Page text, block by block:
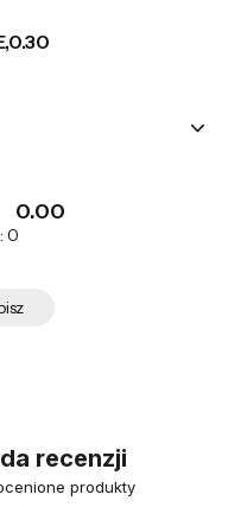
0.00
0
recenzji
produkty